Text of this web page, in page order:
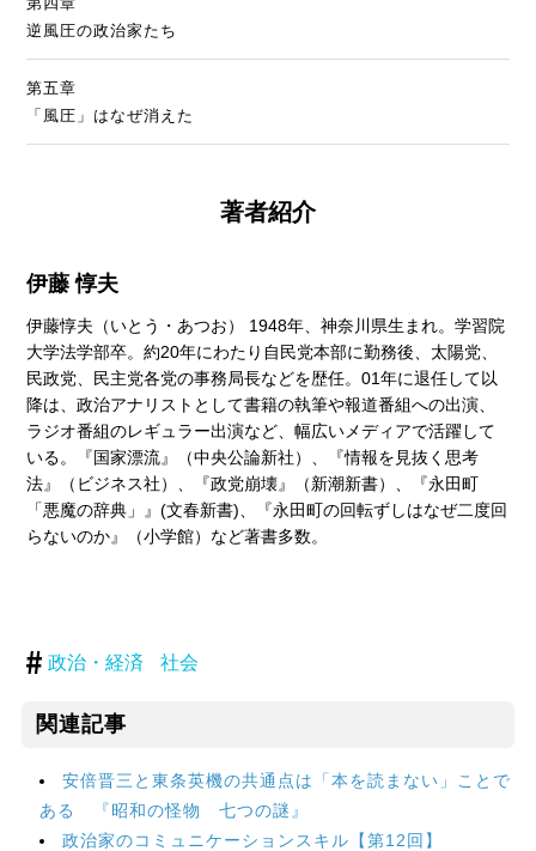
逆風圧の政治家たち
第五章
「風圧」はなぜ消えた
著者紹介
伊藤 惇夫
伊藤惇夫（いとう・あつお） 1948年、神奈川県生まれ。学習院
大学法学部卒。約20年にわたり自民党本部に勤務後、太陽党、
民政党、民主党各党の事務局長などを歴任。01年に退任して以
降は、政治アナリストとして書籍の執筆や報道番組への出演、
ラジオ番組のレギュラー出演など、幅広いメディアで活躍して
いる。『国家漂流』（中央公論新社）、『情報を見抜く思考
法』（ビジネス社）、『政党崩壊』（新潮新書）、『永田町
「悪魔の辞典」』(文春新書)、『永田町の回転ずしはなぜ二度回
らないのか』（小学館）など著書多数。
政治・経済 社会
関連記事
安倍晋三と東条英機の共通点は「本を読まない」ことで
ある 『昭和の怪物 七つの謎』
政治家のコミュニケーションスキル【第12回】